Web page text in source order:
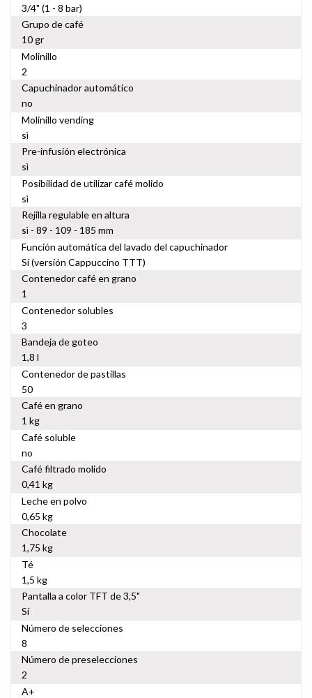
3/4" (1 - 8 bar)
Grupo de café
10 gr
Molinillo
2
Capuchinador automático
no
Molinillo vending
sì
Pre-infusión electrónica
sì
Posibilidad de utilizar café molido
sì
Rejilla regulable en altura
sì - 89 - 109 - 185 mm
Función automática del lavado del capuchinador
Sí (versión Cappuccino TTT)
Contenedor café en grano
1
Contenedor solubles
3
Bandeja de goteo
1,8 l
Contenedor de pastillas
50
Café en grano
1 kg
Café soluble
no
Café filtrado molido
0,41 kg
Leche en polvo
0,65 kg
Chocolate
1,75 kg
Té
1,5 kg
Pantalla a color TFT de 3,5"
Sí
Número de selecciones
8
Número de preselecciones
2
A+